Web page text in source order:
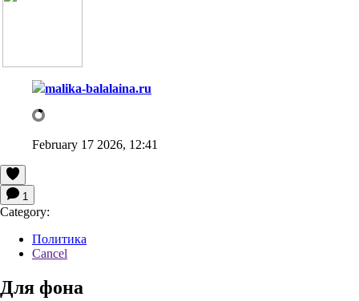
malika-balalaina.ru
February 17 2026, 12:41
1
Category:
Политика
Cancel
Для фона